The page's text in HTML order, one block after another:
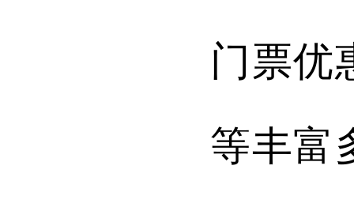
门票优
等丰富